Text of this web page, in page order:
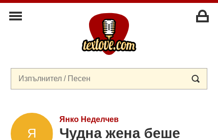
Янко Неделчев
Чудна жена беше